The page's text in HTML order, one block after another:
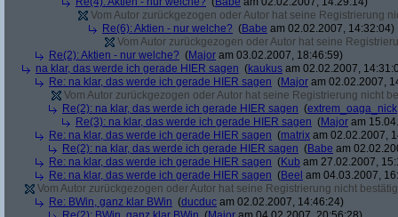
Vom Autor zurückgezogen oder Autor hat seine Registrierung
Re(6): Aktien - nur welche? (Babe am 02.02.2007, 14:32:04)
Vom Autor zurückgezogen oder Autor hat seine
Re(2): Aktien - nur welche? (Major am 03.02.2007, 18:46:59)
na klar, das werde ich gerade HIER sagen (kaukus am 02.02.2007,
Re: na klar, das werde ich gerade HIER sagen (Major am 02.02.2007,
Vom Autor zurückgezogen oder Autor hat seine Registrierung nicht
Re(2): na klar, das werde ich gerade HIER sagen (extrem_oaga_nick
Re(3): na klar, das werde ich gerade HIER sagen (Major am
Re: na klar, das werde ich gerade HIER sagen (matrix am 02.02.2007,
Re(2): na klar, das werde ich gerade HIER sagen (Babe am
Re: na klar, das werde ich gerade HIER sagen (Kub am 27.02.2007,
Re: na klar, das werde ich gerade HIER sagen (Beel am 04.03.2007,
Vom Autor zurückgezogen oder Autor hat seine Registrierung nicht
Re: BWin, ganz klar BWin (ducduc am 02.02.2007, 14:46:24)